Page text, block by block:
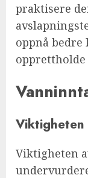
praktisere
oppnå
Viktigheten
Viktigheten